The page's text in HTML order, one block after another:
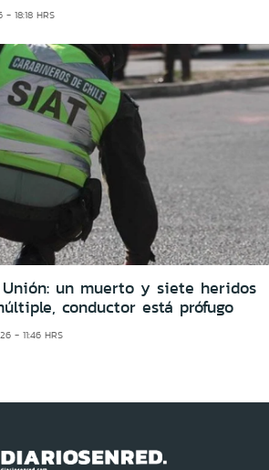
18:18 HRS
un muerto y siete heridos
conductor está prófugo
- 11:46 HRS